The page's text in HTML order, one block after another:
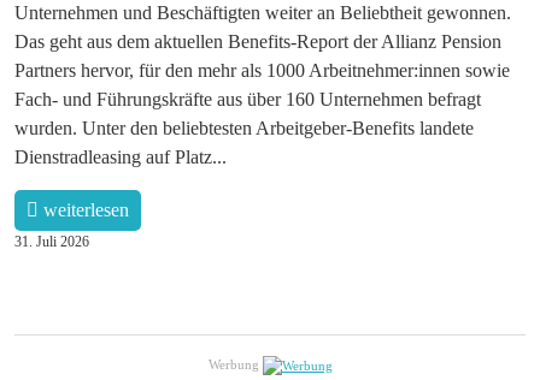
Unternehmen und Beschäftigten weiter an Beliebtheit gewonnen.
Das geht aus dem aktuellen Benefits-Report der Allianz Pension
Partners hervor, für den mehr als 1000 Arbeitnehmer:innen sowie
Fach- und Führungskräfte aus über 160 Unternehmen befragt
wurden. Unter den beliebtesten Arbeitgeber-Benefits landete
Dienstradleasing auf Platz...
weiterlesen
31. Juli 2026
Werbung